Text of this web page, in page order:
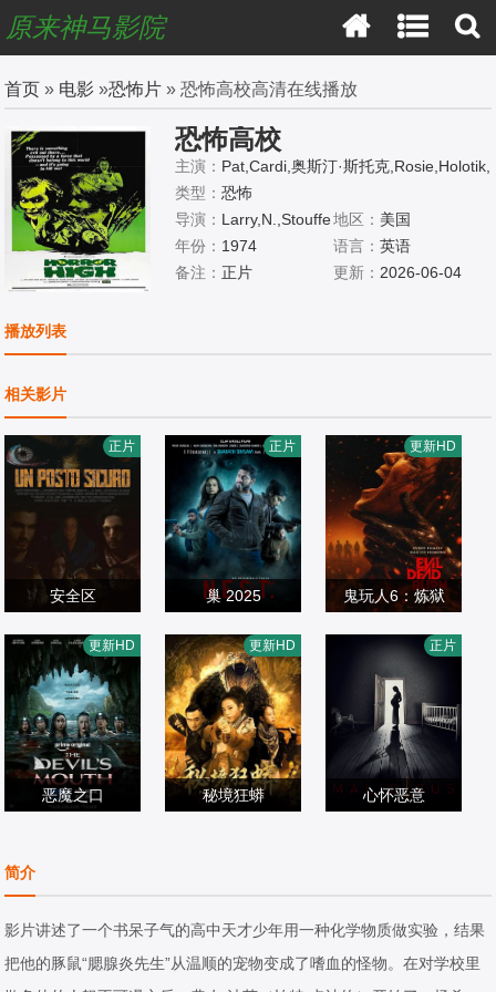
原来神马影院
首页 » 电影 »恐怖片 » 恐怖高校高清在线播放
恐怖高校
主演： Pat,Cardi,奥斯汀·斯托克,Rosie,Holotik,
John,Niland,Joy,Hash,Mike,McHenry,Jeff,Ale
xander
类型：恐怖
导演： Larry,N.,Stouffe
r
地区： 美国
年份： 1974 语言： 英语
备注：正片 更新： 2026-06-04
播放列表
相关影片
安全区
Francesca,Luce,
Cardinale,Alice,Fi
orentini,尼科·托福
利,Nicole,Giacom
asso,Cristina,Mo
cetti,Mirco,Di,Cen
ta,Sofia,Bruscoli,
Gabriele,Martino,
Claudio,Guerrini,
恐怖片
2025/意大利
正片
巢 2025
恐怖片
2025/美国
正片
鬼玩人6：炼狱
拉尔,亨特·杜汉,卢
西安·布坎南,索海
拉·雅各布,埃罗尔·
尚德,维克托里·恩
杜克韦,莫德·戴维,
范登布林克
2026/美国
更新HD
恶魔之口
拉加,加文·卡萨莱
尼奥,凯瑟琳·纽顿,
汤米·罗丝,泰梅·塔
普提姆通
恐怖片
2026/美国
更新HD
秘境狂蟒
0/中国大陆
更新HD
心怀恶意
德尔罗伊·林多
2018/美国
正片
简介
影片讲述了一个书呆子气的高中天才少年用一种化学物质做实验，结果
把他的豚鼠“腮腺炎先生”从温顺的宠物变成了嗜血的怪物。在对学校里